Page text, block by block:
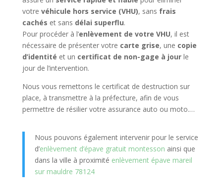
votre véhicule hors service (VHU), sans frais
cachés et sans délai superflu.
Pour procéder à l’enlèvement de votre VHU, il est
nécessaire de présenter votre carte grise, une copie
d’identité et un certificat de non-gage à jourle
jour de l’intervention.
Nous vous remettons le certificat de destruction sur
place, à transmettre à la préfecture, afin de vous
permettre de résilier votre assurance auto ou moto.…
Nous pouvons également intervenir pour le service
d’enlèvement d’épave gratuit montesson ainsi que
dans la ville à proximité enlèvement épave mareil
sur mauldre 78124